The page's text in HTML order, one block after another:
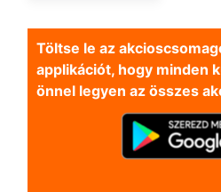
Töltse le az
applikációt, hogy minden
önnel legyen az összes